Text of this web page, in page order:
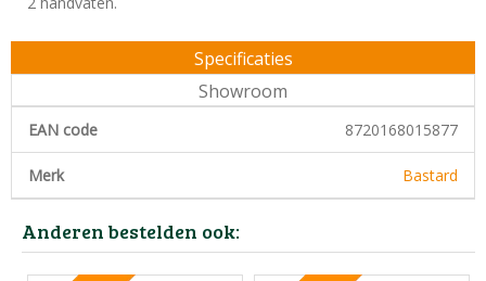
Specificaties
Showroom
EAN code 8720168015877
Merk Bastard
Anderen bestelden ook: